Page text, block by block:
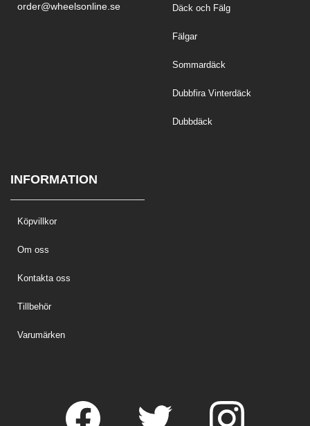
order@wheelsonline.se Däck och Fälg
Fälgar
Sommardäck
Dubbfira Vinterdäck
Dubbdäck
INFORMATION
Köpvillkor
Om oss
Kontakta oss
Tillbehör
Varumärken